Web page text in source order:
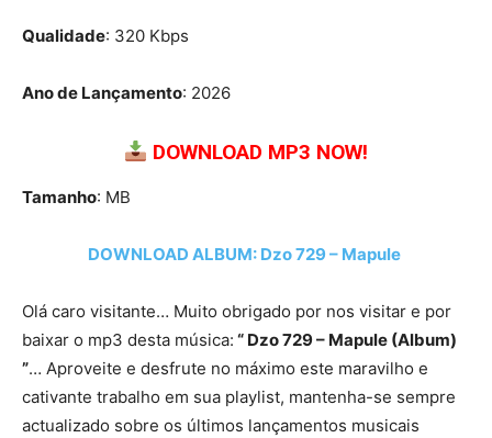
Qualidade: 320 Kbps
Ano de Lançamento: 2026
DOWNLOAD MP3 NOW!
Tamanho: MB
DOWNLOAD ALBUM: Dzo 729 – Mapule
Olá caro visitante… Muito obrigado por nos visitar e por
baixar o mp3 desta música: “ Dzo 729 – Mapule (Album)
”… Aproveite e desfrute no máximo este maravilho e
cativante trabalho em sua playlist, mantenha-se sempre
actualizado sobre os últimos lançamentos musicais